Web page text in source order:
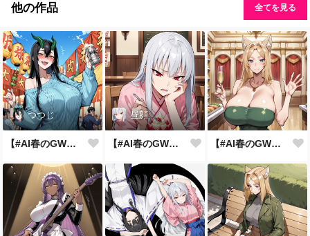
他の作品 全てを見る
つつじ
【#AI春のGWまつり】お祭りと言えば
昼顔
【#AI春のGWまつり】見た目は子供 【#AI春のGWまつり】みどりの日